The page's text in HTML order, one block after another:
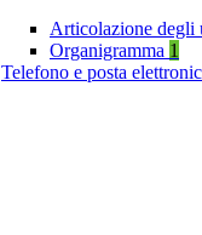
Articolazione degli
Organigramma 1
Telefono e posta